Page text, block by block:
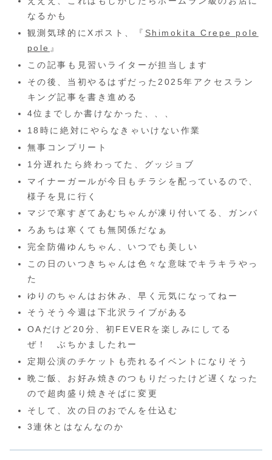
なるかも
観測気球的にXポスト、『 Shimokita Crepe pole
pole 』
この記事も見習いライターが担当します
その後、当初やるはずだった2025年アクセスラン
キング記事を書き進める
4位までしか書けなかった、、、
18時に絶対にやらなきゃいけない作業
無事コンプリート
1分遅れたら終わってた、グッジョブ
マイナーガールが今日もチラシを配っているので、
様子を見に行く
マジで寒すぎてあむちゃんが凍り付いてる、ガンバ
ろあちは寒くても無関係だなぁ
完全防備ゆんちゃん、いつでも美しい
この日のいつきちゃんは色々な意味でキラキラやっ
た
ゆりのちゃんはお休み、早く元気になってねー
そうそう今週は下北沢ライブがある
OAだけど20分、初FEVERを楽しみにしてる
ぜ！ ぶちかましたれー
定期公演のチケットも売れるイベントになりそう
晩ご飯、お好み焼きのつもりだったけど遅くなった
ので超肉盛り焼きそばに変更
そして、次の日のおでんを仕込む
3連休とはなんなのか